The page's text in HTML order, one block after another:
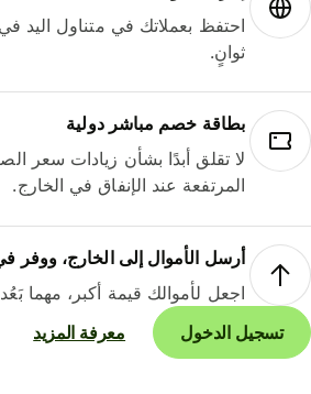
احتفظ بعملاتك في متناول اليد في
ثوانٍ.
بطاقة خصم مباشر دولية
لا تقلق أبدًا بشأن زيادات سعر
المرتفعة عند الإنفاق في الخارج.
أرسل الأموال إلى الخارج، ووفر في
اجعل لأموالك قيمة أكبر، مهما
تسجيل الدخول
معرفة المزيد